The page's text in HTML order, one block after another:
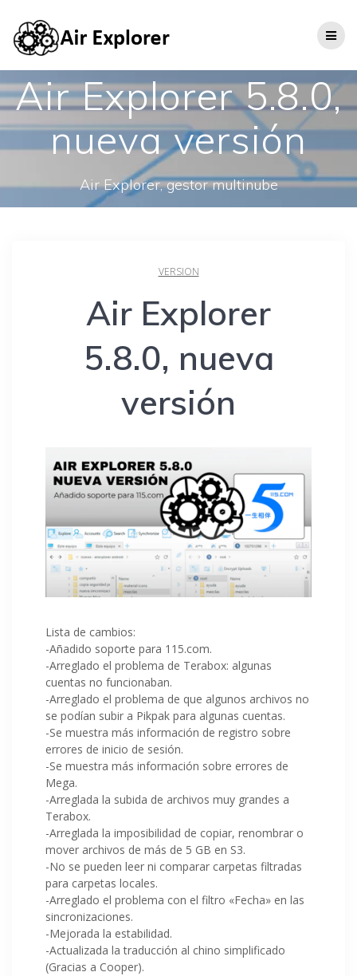
Air Explorer 5.8.0,
nueva versión
Air Explorer, gestor multinube
VERSION
Air Explorer
5.8.0, nueva
versión
Lista de cambios:
-Añadido soporte para 115.com.
-Arreglado el problema de Terabox: algunas
cuentas no funcionaban.
-Arreglado el problema de que algunos archivos no
se podían subir a Pikpak para algunas cuentas.
-Se muestra más información de registro sobre
errores de inicio de sesión.
-Se muestra más información sobre errores de
Mega.
-Arreglada la subida de archivos muy grandes a
Terabox.
-Arreglada la imposibilidad de copiar, renombrar o
mover archivos de más de 5 GB en S3.
-No se pueden leer ni comparar carpetas filtradas
para carpetas locales.
-Arreglado el problema con el filtro «Fecha» en las
sincronizaciones.
-Mejorada la estabilidad.
-Actualizada la traducción al chino simplificado
(Gracias a Cooper).